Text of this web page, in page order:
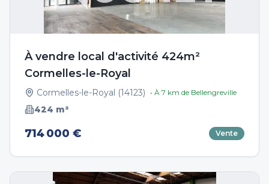
À vendre local d'activité 424m²
Cormelles-le-Royal
Cormelles-le-Royal (14123) • À 7 km de Bellengreville
424 m²
714 000 € Vente